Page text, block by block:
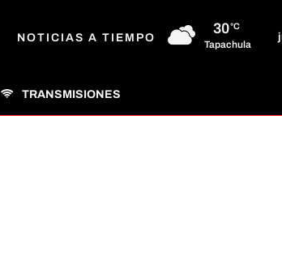
NOTICIAS A TIEMPO
30°C
Tapachula
TRANSMISIONES